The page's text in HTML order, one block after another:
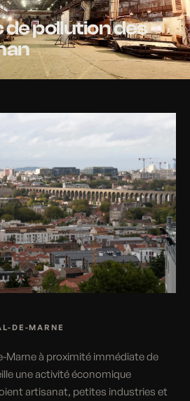
pollution des
DE-MARNE
Marne à proximité immédiate de
une activité économique
artisanat, petites industries et